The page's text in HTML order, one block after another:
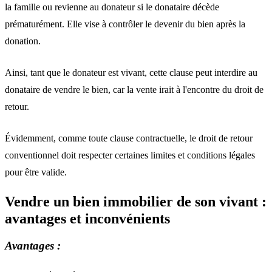
la famille ou revienne au donateur si le donataire décède
prématurément. Elle vise à contrôler le devenir du bien après la
donation.
Ainsi, tant que le donateur est vivant, cette clause peut interdire au
donataire de vendre le bien, car la vente irait à l'encontre du droit de
retour.
Évidemment, comme toute clause contractuelle, le droit de retour
conventionnel doit respecter certaines limites et conditions légales
pour être valide.
Vendre un bien immobilier de son vivant :
avantages et inconvénients
Avantages :